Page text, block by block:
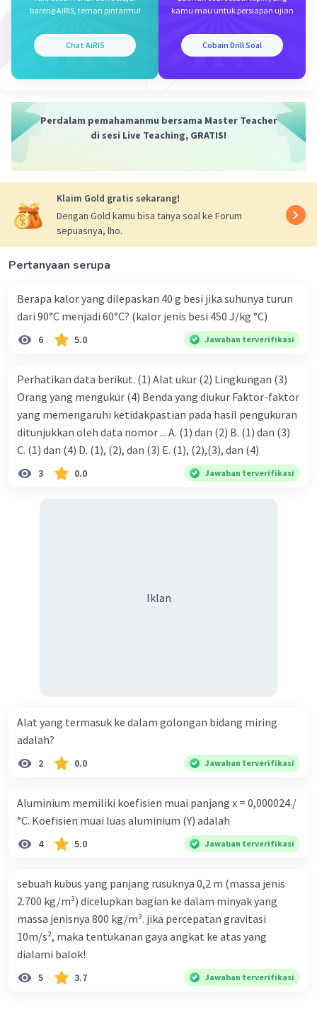
bareng AiRIS, teman pintarmu!
Chat AiRIS
kamu mau untuk persiapan ujian
Cobain Drill Soal
Perdalam pemahamanmu bersama Master Teacher
di sesi Live Teaching, GRATIS!
Klaim Gold gratis sekarang!
Dengan Gold kamu bisa tanya soal ke Forum
sepuasnya, lho.
Pertanyaan serupa
Berapa kalor yang dilepaskan 40 g besi jika suhunya turun
dari 90°C menjadi 60°C? (kalor jenis besi 450 J/kg °C)
6 5.0 Jawaban terverifikasi
Perhatikan data berikut. (1) Alat ukur (2) Lingkungan (3)
Orang yang mengukur (4) Benda yang diukur Faktor-faktor
yang memengaruhi ketidakpastian pada hasil pengukuran
ditunjukkan oleh data nomor ... A. (1) dan (2) B. (1) dan (3)
C. (1) dan (4) D. (1), (2), dan (3) E. (1), (2),(3), dan (4)
3 0.0 Jawaban terverifikasi
Iklan
Alat yang termasuk ke dalam golongan bidang miring
adalah?
2 0.0 Jawaban terverifikasi
Aluminium memiliki koefisien muai panjang x = 0,000024 /
°C. Koefisien muai luas aluminium (Y) adalah
4 5.0 Jawaban terverifikasi
sebuah kubus yang panjang rusuknya 0,2 m (massa jenis
2.700 kg/m³) dicelupkan bagian ke dalam minyak yang
massa jenisnya 800 kg/m³. jika percepatan gravitasi
10m/s², maka tentukanan gaya angkat ke atas yang
dialami balok!
5 3.7 Jawaban terverifikasi